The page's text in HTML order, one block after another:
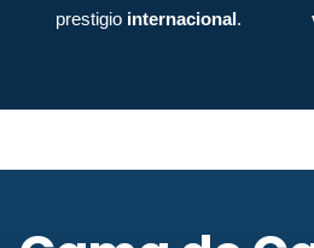
prestigio internacional.